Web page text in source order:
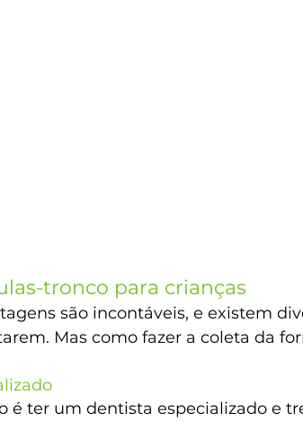
tronco para crianças
são incontáveis, e existem
Mas como fazer a coleta da
é ter um dentista especializado e